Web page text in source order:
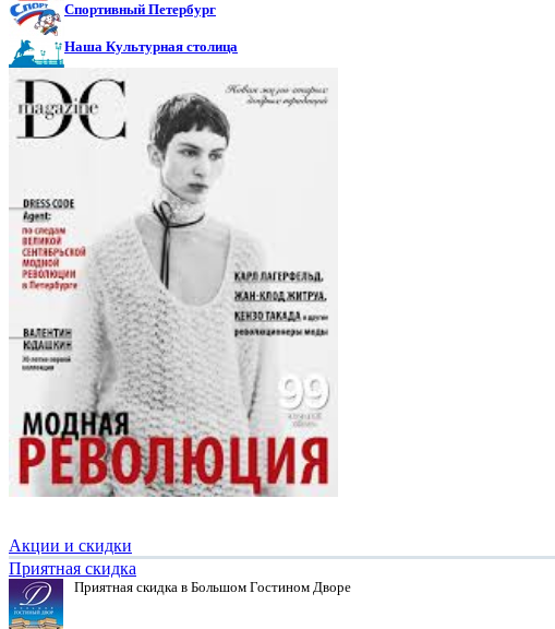
Спортивный Петербург
Наша Культурная столица
Акции и скидки
Приятная скидка
Приятная скидка в Большом Гостином Дворе